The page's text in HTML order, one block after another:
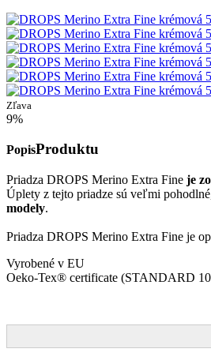
Zľava
9%
PopisProduktu
Priadza DROPS Merino Extra Fine je
Úplety z tejto priadze sú veľmi
modely.
Priadza DROPS Merino Extra Fine je
Vyrobené v EU
Oeko-Tex® certificate (STANDARD